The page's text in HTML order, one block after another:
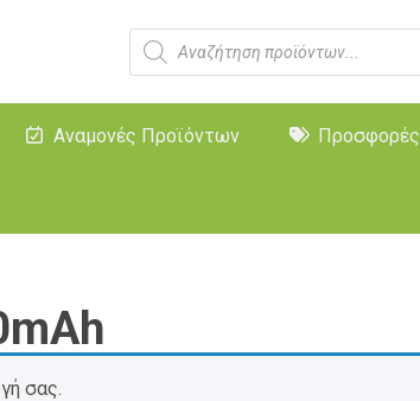
Αναμονές Προϊόντων Προσφορές
σας.